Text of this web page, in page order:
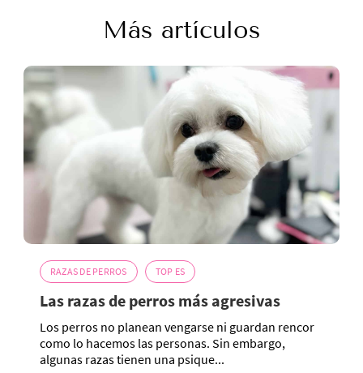
Más artículos
RAZAS DE PERROS TOP ES
Las razas de perros más agresivas
Los perros no planean vengarse ni guardan rencor
como lo hacemos las personas. Sin embargo,
algunas razas tienen una psique...